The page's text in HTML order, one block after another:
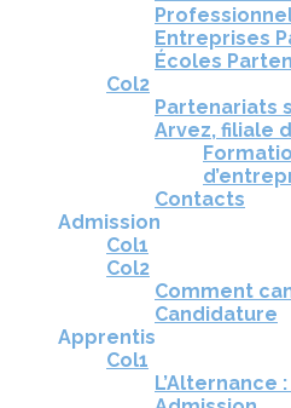
Entreprises
Écoles
Col2
Partenariats
Arvez, filiale
Contacts
Admission
Col1
Col2
Comment
Candidature
Apprentis
Col1
L’Alternance